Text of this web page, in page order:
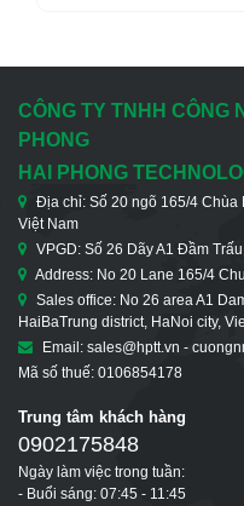
CÔNG TY TNHH CÔNG
PHONG
HAI PHONG
Địa chỉ: Số 20 ngõ 165/4 Chùa
Việt Nam
VPGD: Số 26 Dãy A1 Đầm
Address: No 20 Lane 165/4
Sales office: No 26 area A1
HaiBaTrung district, HaNoi city,
Email: sales@hptt.vn -
Mã số thuế: 0106854178
Trung tâm khách hàng
0902175848
Ngày làm việc trong tuần:
- Buổi sáng: 07:45 - 11:45